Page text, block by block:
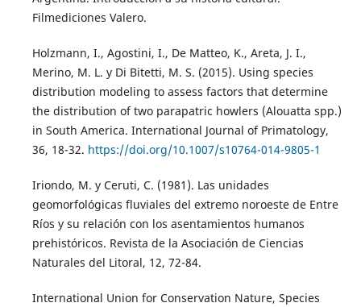
Filmediciones Valero.
Holzmann, I., Agostini, I., De Matteo, K., Areta, J. I.,
Merino, M. L. y Di Bitetti, M. S. (2015). Using species
distribution modeling to assess factors that determine
the distribution of two parapatric howlers (Alouatta spp.)
in South America. International Journal of Primatology,
36, 18-32. https://doi.org/10.1007/s10764-014-9805-1
Iriondo, M. y Ceruti, C. (1981). Las unidades
geomorfológicas fluviales del extremo noroeste de Entre
Ríos y su relación con los asentamientos humanos
prehistóricos. Revista de la Asociación de Ciencias
Naturales del Litoral, 12, 72-84.
International Union for Conservation Nature, Species